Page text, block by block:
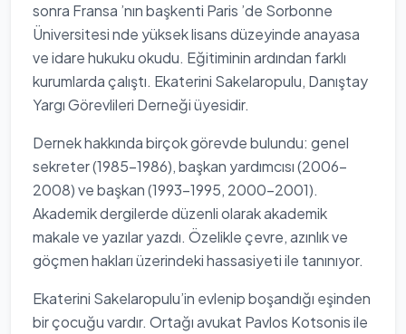
sonra Fransa ’nın başkenti Paris ’de Sorbonne
Üniversitesi nde yüksek lisans düzeyinde anayasa
ve idare hukuku okudu. Eğitiminin ardından farklı
kurumlarda çalıştı. Ekaterini Sakelaropulu, Danıştay
Yargı Görevlileri Derneği üyesidir.
Dernek hakkında birçok görevde bulundu: genel
sekreter (1985-1986), başkan yardımcısı (2006-
2008) ve başkan (1993-1995, 2000-2001).
Akademik dergilerde düzenli olarak akademik
makale ve yazılar yazdı. Özelikle çevre, azınlık ve
göçmen hakları üzerindeki hassasiyeti ile tanınıyor.
Ekaterini Sakelaropulu’in evlenip boşandığı eşinden
bir çocuğu vardır. Ortağı avukat Pavlos Kotsonis ile